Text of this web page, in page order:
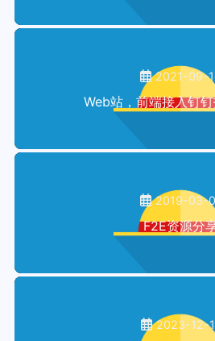
2021-09-
Web站，前端接入钉钉
2019-03-
F2E资源分
2023-12-